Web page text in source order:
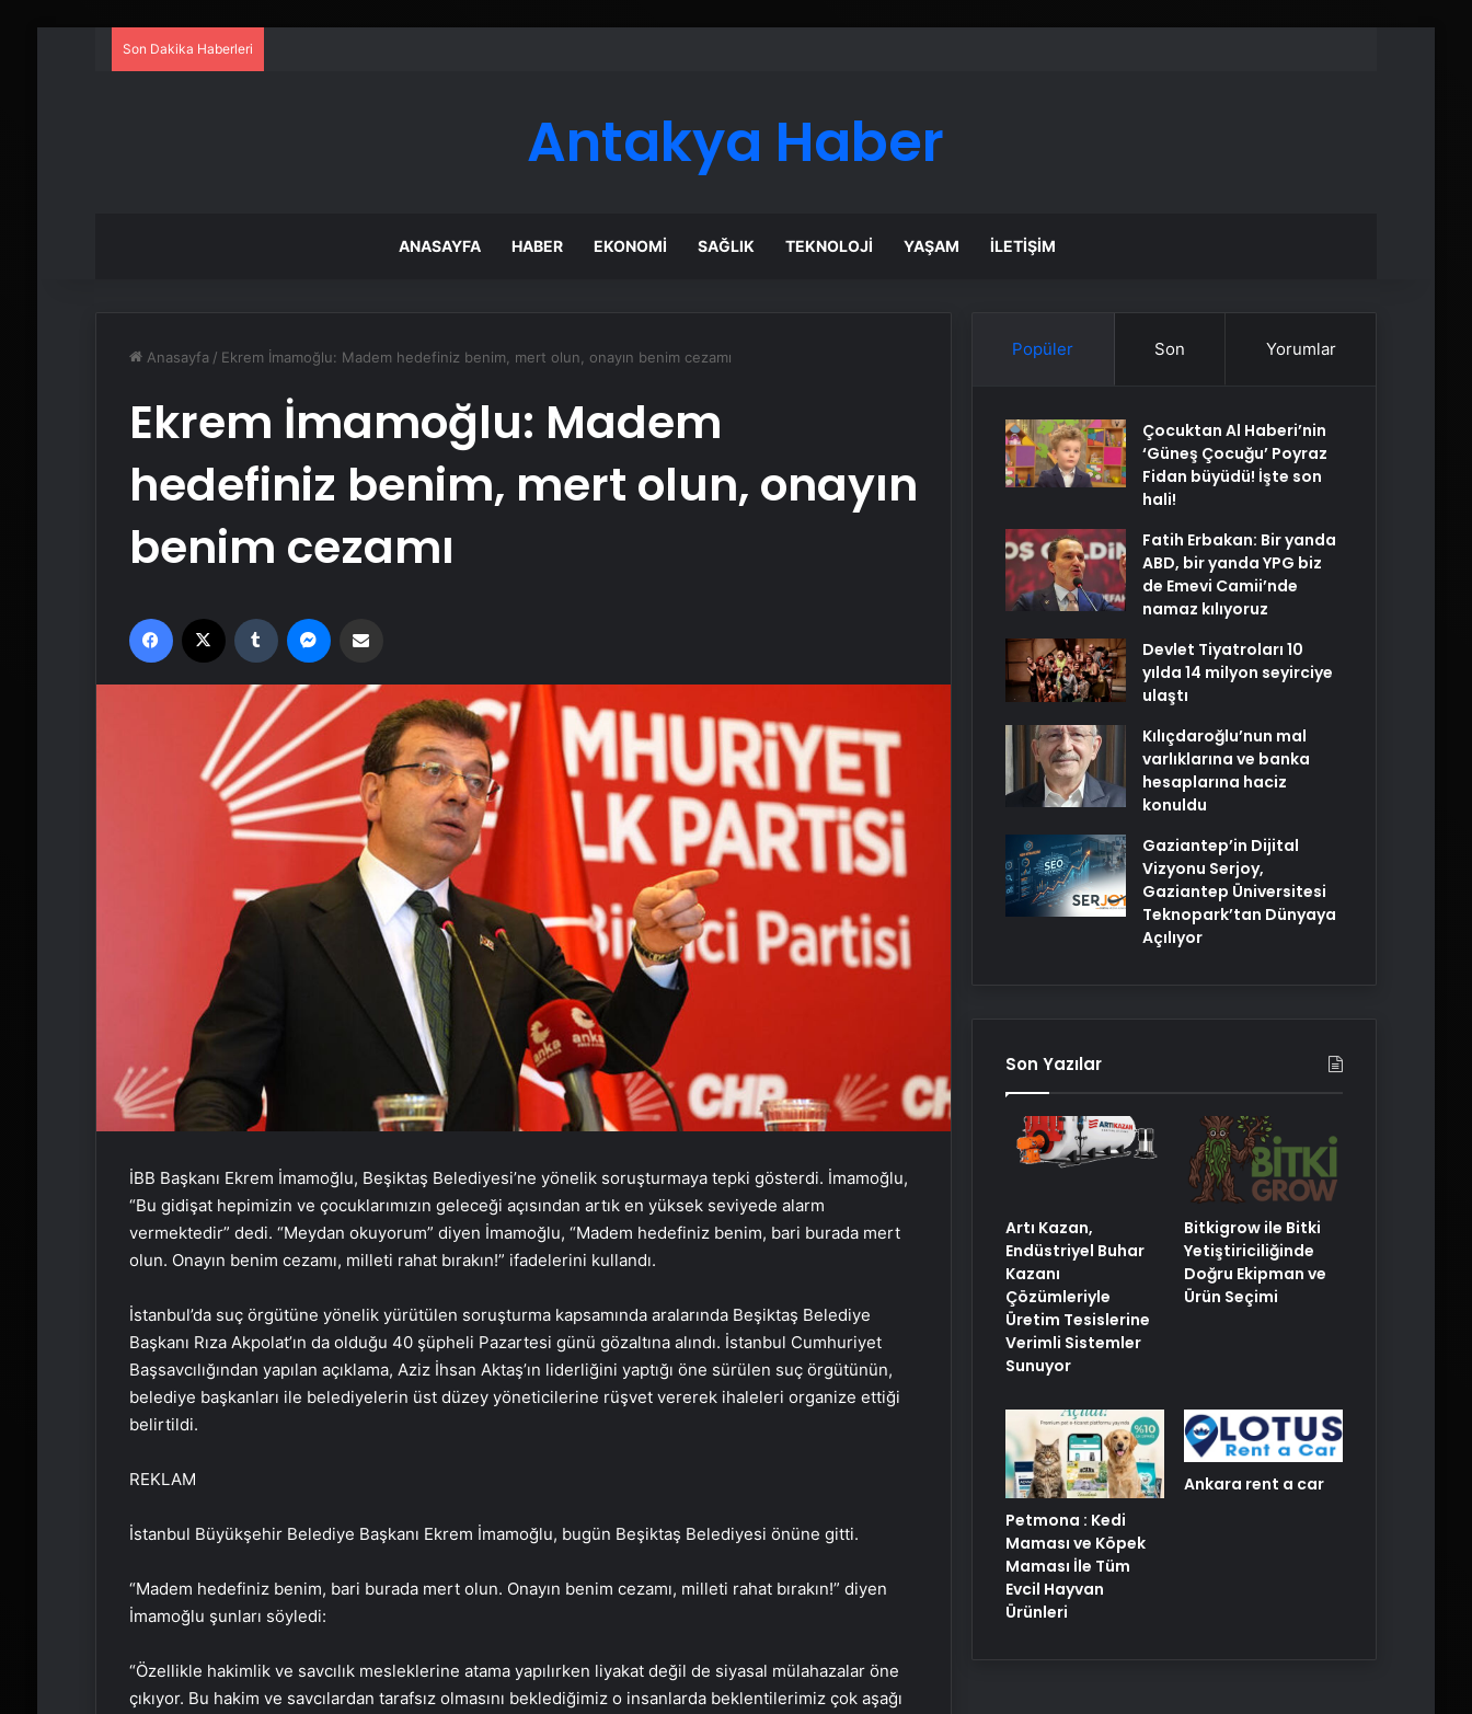
Son Dakika Haberleri
Antakya Haber
ANASAYFA HABER EKONOMI SAĞLIK TEKNOLOJI YAŞAM İLETIŞIM
Anasayfa / Ekrem İmamoğlu: Madem hedefiniz benim, mert olun, onayın benim cezamı
Ekrem İmamoğlu: Madem
hedefiniz benim, mert olun, onayın
benim cezamı
Facebook Tumblr
İBB Başkanı Ekrem İmamoğlu, Beşiktaş Belediyesi’ne yönelik soruşturmaya tepki gösterdi. İmamoğlu,
“Bu gidişat hepimizin ve çocuklarımızın geleceği açısından artık en yüksek seviyede alarm
vermektedir” dedi. “Meydan okuyorum” diyen İmamoğlu, “Madem hedefiniz benim, bari burada mert
olun. Onayın benim cezamı, milleti rahat bırakın!” ifadelerini kullandı.
İstanbul’da suç örgütüne yönelik yürütülen soruşturma kapsamında aralarında Beşiktaş Belediye
Başkanı Rıza Akpolat’ın da olduğu 40 şüpheli Pazartesi günü gözaltına alındı. İstanbul Cumhuriyet
Başsavcılığından yapılan açıklama, Aziz İhsan Aktaş’ın liderliğini yaptığı öne sürülen suç örgütünün,
belediye başkanları ile belediyelerin üst düzey yöneticilerine rüşvet vererek ihaleleri organize ettiği
belirtildi.
REKLAM
İstanbul Büyükşehir Belediye Başkanı Ekrem İmamoğlu, bugün Beşiktaş Belediyesi önüne gitti.
“Madem hedefiniz benim, bari burada mert olun. Onayın benim cezamı, milleti rahat bırakın!” diyen
İmamoğlu şunları söyledi:
“Özellikle hakimlik ve savcılık mesleklerine atama yapılırken liyakat değil de siyasal mülahazalar öne
çıkıyor. Bu hakim ve savcılardan tarafsız olmasını beklediğimiz o insanlarda beklentilerimiz çok aşağı
Popüler Son Yorumlar
Çocuktan Al Haberi’nin
‘Güneş Çocuğu’ Poyraz
Fidan büyüdü! İşte son
hali!
Fatih Erbakan: Bir yanda
ABD, bir yanda YPG biz
de Emevi Camii’nde
namaz kılıyoruz
Devlet Tiyatroları 10
yılda 14 milyon seyirciye
ulaştı
Kılıçdaroğlu’nun mal
varlıklarına ve banka
hesaplarına haciz
konuldu
Gaziantep’in Dijital
Vizyonu Serjoy,
Gaziantep Üniversitesi
Teknopark’tan Dünyaya
Açılıyor
Son Yazılar
Artı Kazan,
Endüstriyel Buhar
Kazanı
Çözümleriyle
Üretim Tesislerine
Verimli Sistemler
Sunuyor
Bitkigrow ile Bitki
Yetiştiriciliğinde
Doğru Ekipman ve
Ürün Seçimi
Petmona : Kedi
Maması ve Köpek
Maması İle Tüm
Evcil Hayvan
Ürünleri
Ankara rent a car